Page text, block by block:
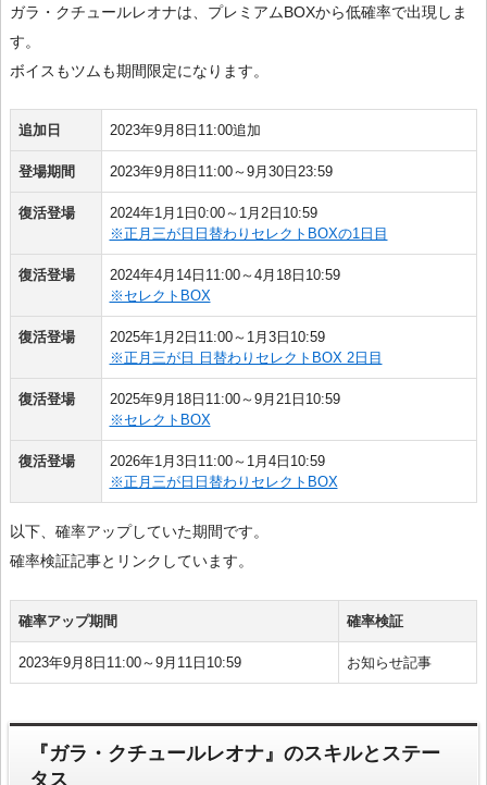
ガラ・クチュールレオナは、プレミアムBOXから低確率で出現しま
す。
ボイスもツムも期間限定になります。
追加日 2023年9月8日11:00追加
登場期間 2023年9月8日11:00～9月30日23:59
復活登場
2024年1月1日0:00～1月2日10:59
※正月三が日日替わりセレクトBOXの1日目
復活登場
2024年4月14日11:00～4月18日10:59
※セレクトBOX
復活登場
2025年1月2日11:00～1月3日10:59
※正月三が日 日替わりセレクトBOX 2日目
復活登場
2025年9月18日11:00～9月21日10:59
※セレクトBOX
復活登場
2026年1月3日11:00～1月4日10:59
※正月三が日日替わりセレクトBOX
以下、確率アップしていた期間です。
確率検証記事とリンクしています。
確率アップ期間 確率検証
2023年9月8日11:00～9月11日10:59 お知らせ記事
『ガラ・クチュールレオナ』のスキルとステー
タス